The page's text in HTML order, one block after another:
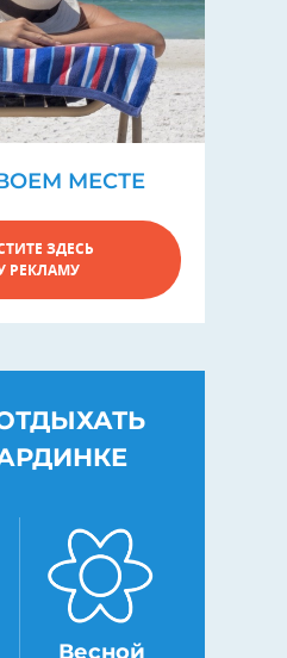
МЕСТЕ
ЗДЕСЬ
РЕКЛАМУ
Весной